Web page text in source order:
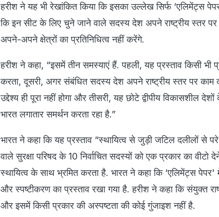
हरीश ने यह भी रेखांकित किया कि इसका उल्लेख सिर्फ ‘एलिमेंट्स
कि इन सीट के लिए चुने जाने वाले सदस्य देश अपने राष्ट्रीय स्तर
अपने-अपने क्षेत्रों का प्रतिनिधित्व नहीं करेंगे.
हरीश ने कहा, “इसमें तीन समस्याएं हैं. पहली, यह प्रस्ताव किसी भी
करता, दूसरी, अगर संबंधित सदस्य देश अपने राष्ट्रीय स्तर पर काम
उद्देश्य ही पूरा नहीं होगा और तीसरी, यह छोटे द्वीपीय विकासशील
भारत लगातार समर्थन करता रहा है.”
भारत ने कहा कि यह प्रस्ताव “स्थायित्व से जुड़ी जटिल दलीलों से
वाले सुरक्षा परिषद के 10 निर्वाचित सदस्यों को एक प्रकार का
स्थायित्व के साथ भ्रमित करता है. भारत ने कहा कि ‘एलिमेंट्स पेपर'
और स्पष्टीकरण का प्रस्ताव रखा गया है. हरीश ने कहा कि संयुक्त
और इसमें किसी प्रकार की अस्पष्टता की कोई गुंजाइश नहीं है.